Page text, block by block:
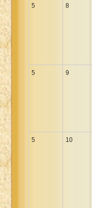
5 8
5 9
5 10